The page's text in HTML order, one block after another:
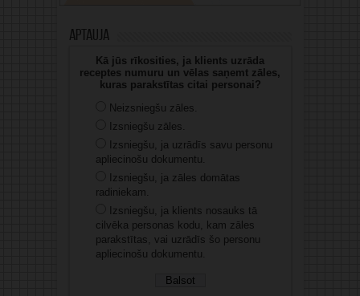
Aptauja
Kā jūs rīkosities, ja klients uzrāda
receptes numuru un vēlas saņemt zāles,
kuras parakstītas citai personai?
Neizsniegšu zāles.
Izsniegšu zāles.
Izsniegšu, ja uzrādīs savu personu
apliecinošu dokumentu.
Izsniegšu, ja zāles domātas
radiniekam.
Izsniegšu, ja klients nosauks tā
cilvēka personas kodu, kam zāles
parakstītas, vai uzrādīs šo personu
apliecinošu dokumentu.